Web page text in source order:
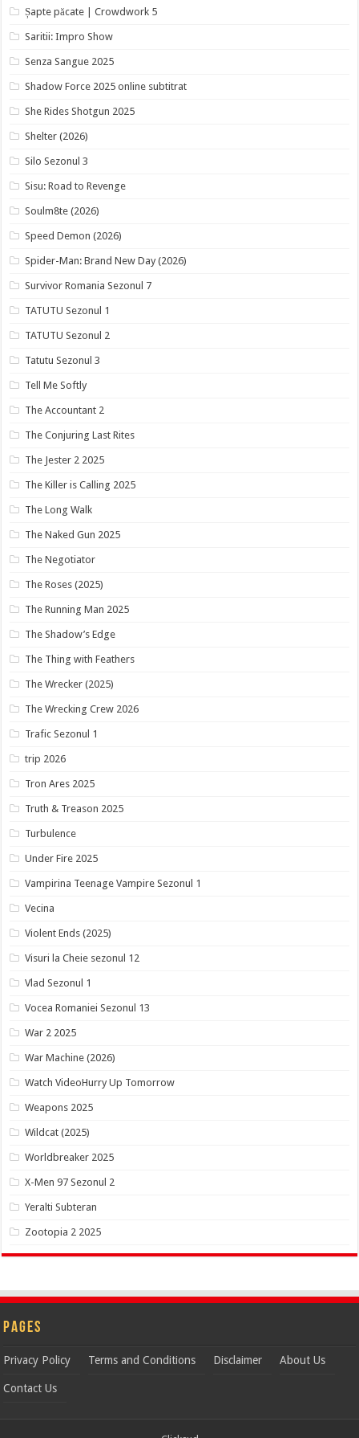
Șapte păcate | Crowdwork 5
Saritii: Impro Show
Senza Sangue 2025
Shadow Force 2025 online subtitrat
She Rides Shotgun 2025
Shelter (2026)
Silo Sezonul 3
Sisu: Road to Revenge
Soulm8te (2026)
Speed Demon (2026)
Spider-Man: Brand New Day (2026)
Survivor Romania Sezonul 7
TATUTU Sezonul 1
TATUTU Sezonul 2
Tatutu Sezonul 3
Tell Me Softly
The Accountant 2
The Conjuring Last Rites
The Jester 2 2025
The Killer is Calling 2025
The Long Walk
The Naked Gun 2025
The Negotiator
The Roses (2025)
The Running Man 2025
The Shadow’s Edge
The Thing with Feathers
The Wrecker (2025)
The Wrecking Crew 2026
Trafic Sezonul 1
trip 2026
Tron Ares 2025
Truth & Treason 2025
Turbulence
Under Fire 2025
Vampirina Teenage Vampire Sezonul 1
Vecina
Violent Ends (2025)
Visuri la Cheie sezonul 12
Vlad Sezonul 1
Vocea Romaniei Sezonul 13
War 2 2025
War Machine (2026)
Watch VideoHurry Up Tomorrow
Weapons 2025
Wildcat (2025)
Worldbreaker 2025
X-Men 97 Sezonul 2
Yeralti Subteran
Zootopia 2 2025
Pages
Privacy Policy Terms and Conditions Disclaimer About Us
Contact Us